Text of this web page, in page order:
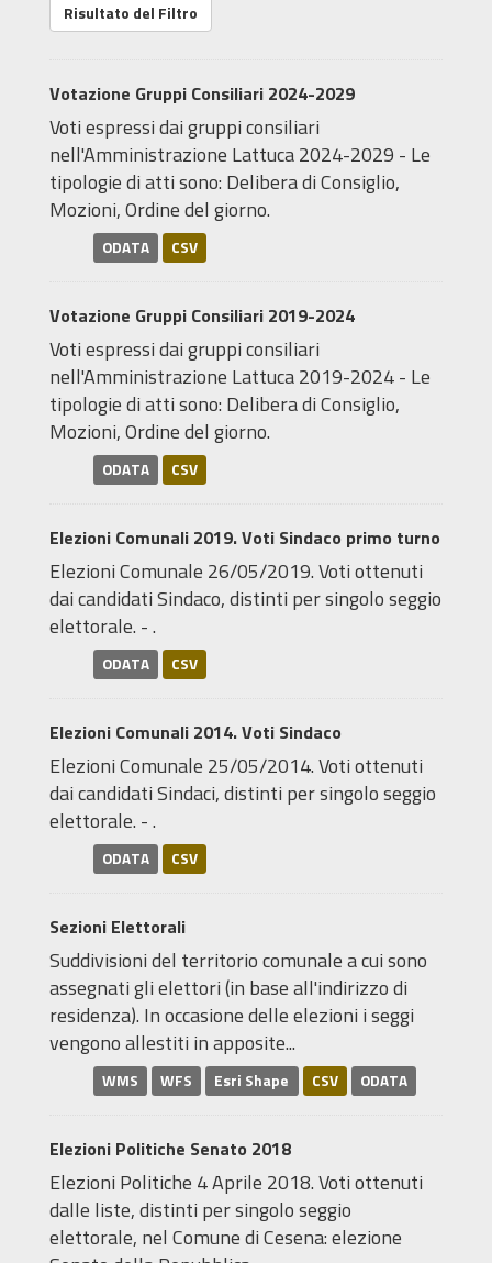
Risultato del Filtro
Votazione Gruppi Consiliari 2024-2029
Voti espressi dai gruppi consiliari
nell'Amministrazione Lattuca 2024-2029 - Le
tipologie di atti sono: Delibera di Consiglio,
Mozioni, Ordine del giorno.
ODATA CSV
Votazione Gruppi Consiliari 2019-2024
Voti espressi dai gruppi consiliari
nell'Amministrazione Lattuca 2019-2024 - Le
tipologie di atti sono: Delibera di Consiglio,
Mozioni, Ordine del giorno.
ODATA CSV
Elezioni Comunali 2019. Voti Sindaco primo turno
Elezioni Comunale 26/05/2019. Voti ottenuti
dai candidati Sindaco, distinti per singolo seggio
elettorale. - .
ODATA CSV
Elezioni Comunali 2014. Voti Sindaco
Elezioni Comunale 25/05/2014. Voti ottenuti
dai candidati Sindaci, distinti per singolo seggio
elettorale. - .
ODATA CSV
Sezioni Elettorali
Suddivisioni del territorio comunale a cui sono
assegnati gli elettori (in base all'indirizzo di
residenza). In occasione delle elezioni i seggi
vengono allestiti in apposite...
WMS WFS Esri Shape CSV ODATA
Elezioni Politiche Senato 2018
Elezioni Politiche 4 Aprile 2018. Voti ottenuti
dalle liste, distinti per singolo seggio
elettorale, nel Comune di Cesena: elezione